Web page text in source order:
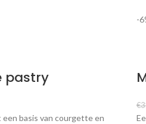
pastry
basis van courgette en
-
€